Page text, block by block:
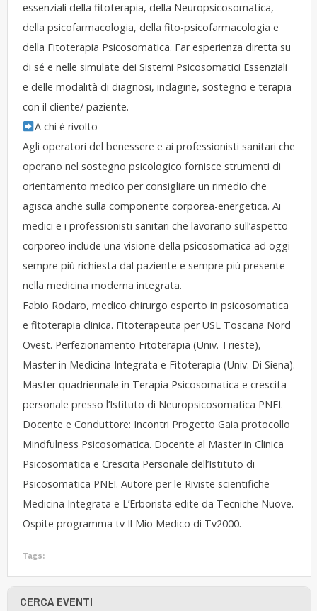
essenziali della fitoterapia, della Neuropsicosomatica,
della psicofarmacologia, della fito-psicofarmacologia e
della Fitoterapia Psicosomatica. Far esperienza diretta su
di sé e nelle simulate dei Sistemi Psicosomatici Essenziali
e delle modalità di diagnosi, indagine, sostegno e terapia
con il cliente/ paziente.
A chi è rivolto
Agli operatori del benessere e ai professionisti sanitari che
operano nel sostegno psicologico fornisce strumenti di
orientamento medico per consigliare un rimedio che
agisca anche sulla componente corporea-energetica. Ai
medici e i professionisti sanitari che lavorano sull’aspetto
corporeo include una visione della psicosomatica ad oggi
sempre più richiesta dal paziente e sempre più presente
nella medicina moderna integrata.
Fabio Rodaro, medico chirurgo esperto in psicosomatica
e fitoterapia clinica. Fitoterapeuta per USL Toscana Nord
Ovest. Perfezionamento Fitoterapia (Univ. Trieste),
Master in Medicina Integrata e Fitoterapia (Univ. Di Siena).
Master quadriennale in Terapia Psicosomatica e crescita
personale presso l’Istituto di Neuropsicosomatica PNEI.
Docente e Conduttore: Incontri Progetto Gaia protocollo
Mindfulness Psicosomatica. Docente al Master in Clinica
Psicosomatica e Crescita Personale dell’Istituto di
Psicosomatica PNEI. Autore per le Riviste scientifiche
Medicina Integrata e L’Erborista edite da Tecniche Nuove.
Ospite programma tv Il Mio Medico di Tv2000.
Tags:
CERCA EVENTI